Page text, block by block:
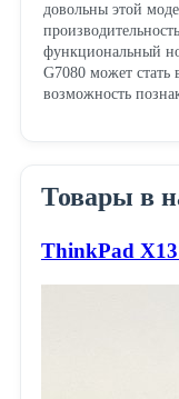
довольны этой
функциональный
G7080 может
возможность
Товары в
ThinkPad X13